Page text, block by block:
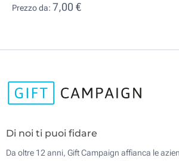
Prezzo da: 7,00 €
Di noi ti puoi fidare
Da oltre 12 anni, Gift Campaign affianca le